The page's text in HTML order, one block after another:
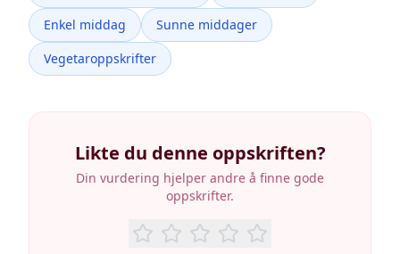
Enkel middag
Sunne middager
Vegetaroppskrifter
Likte du denne oppskriften?
Din vurdering hjelper andre å finne gode
oppskrifter.